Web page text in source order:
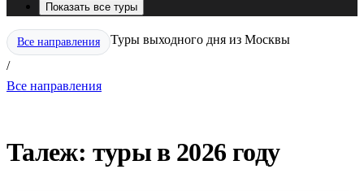
Показать все туры
Все направления
/
Туры выходного дня из Москвы
Все направления
Талеж: туры в 2026 году